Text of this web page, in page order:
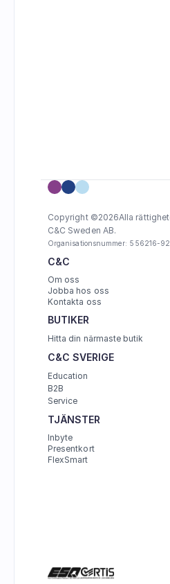
Copyright ©2026Alla
C&C Sweden AB.
Organisationsnummer: 556216-
C&C
Om oss
Jobba hos oss
Kontakta oss
BUTIKER
Hitta din närmaste butik
C&C SVERIGE
Education
B2B
Service
TJÄNSTER
Inbyte
Presentkort
FlexSmart